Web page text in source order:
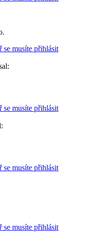
se musíte přihlásit
se musíte přihlásit
se musíte přihlásit
se musíte přihlásit